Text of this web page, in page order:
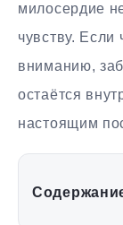
милосердие
чувству. Если
вниманию,
остаётся
настоящим